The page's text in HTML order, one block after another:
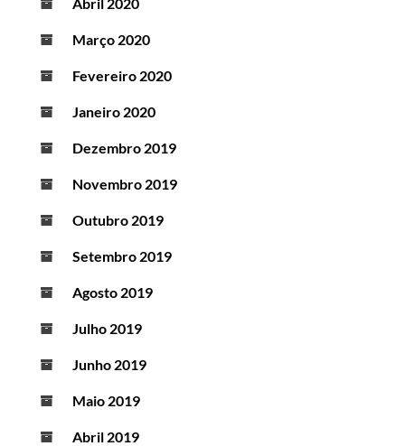
Março 2020
Fevereiro 2020
Janeiro 2020
Dezembro 2019
Novembro 2019
Outubro 2019
Setembro 2019
Agosto 2019
Julho 2019
Junho 2019
Maio 2019
Abril 2019